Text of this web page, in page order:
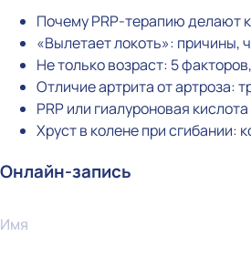
Почему PRP-терапию делают
«Вылетает локоть»: причины,
Не только возраст: 5
Отличие артрита от артроза:
PRP или гиалуроновая
Хруст в колене при сгибании:
Онлайн-запись
Имя